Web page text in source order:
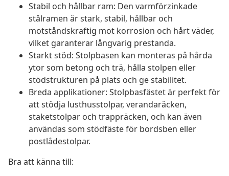
Stabil och hållbar ram: Den varmförzinkade
stålramen är stark, stabil, hållbar och
motståndskraftig mot korrosion och hårt väder,
vilket garanterar långvarig prestanda.
Starkt stöd: Stolpbasen kan monteras på hårda
ytor som betong och trä, hålla stolpen eller
stödstrukturen på plats och ge stabilitet.
Breda applikationer: Stolpbasfästet är perfekt för
att stödja lusthusstolpar, verandaräcken,
staketstolpar och trappräcken, och kan även
användas som stödfäste för bordsben eller
postlådestolpar.
Bra att känna till: